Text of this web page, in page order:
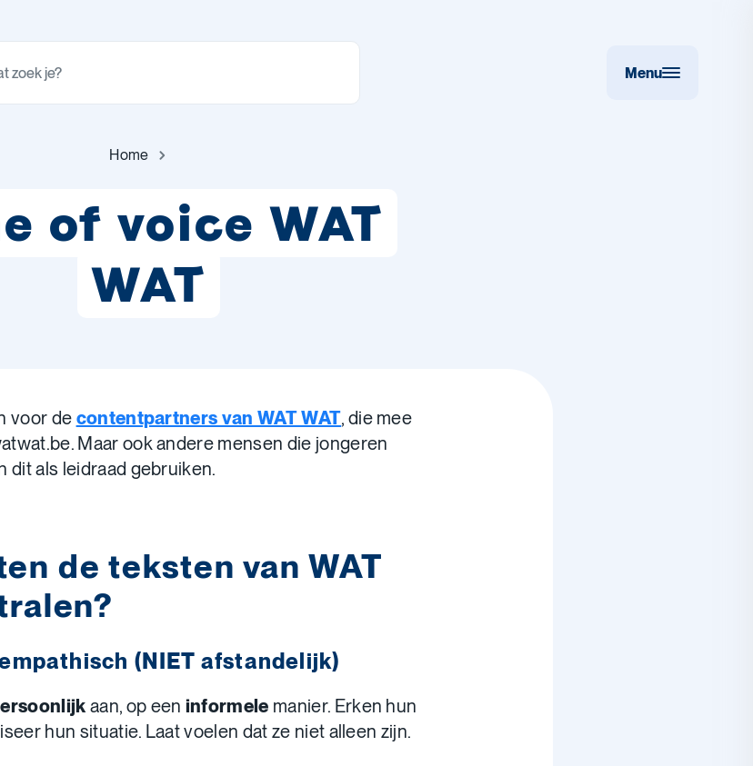
Menu
Home
of voice WAT
WAT
voor de contentpartners van WAT WAT, die mee
Maar ook andere mensen die jongeren
dit als leidraad gebruiken.
de teksten van WAT
(NIET afstandelijk)
aan, op een informele manier. Erken hun
hun situatie. Laat voelen dat ze niet alleen zijn.